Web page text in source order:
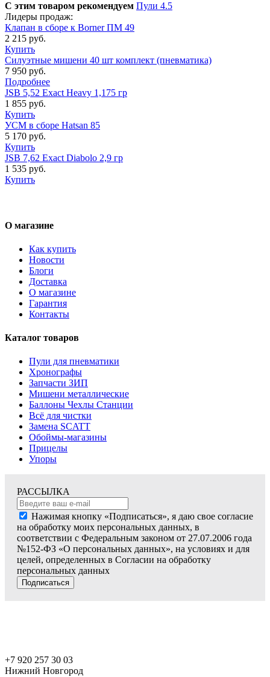
С этим товаром рекомендуем Пули 4.5
Лидеры продаж:
Клапан в сборе к Borner ПМ 49
2 215 руб.
Купить
Силуэтные мишени 40 шт комплект (пневматика)
7 950 руб.
Подробнее
JSB 5,52 Exact Heavy 1,175 гр
1 855 руб.
Купить
УСМ в сборе Hatsan 85
5 170 руб.
Купить
JSB 7,62 Exact Diabolo 2,9 гр
1 535 руб.
Купить
О магазине
Как купить
Новости
Блоги
Доставка
О магазине
Гарантия
Контакты
Каталог товаров
Пули для пневматики
Хронографы
Запчасти ЗИП
Мишени металлические
Баллоны Чехлы Станции
Всё для чистки
Замена SCATT
Обоймы-магазины
Прицелы
Упоры
РАССЫЛКА
Нажимая кнопку «Подписаться», я даю свое согласие
на обработку моих персональных данных, в
соответствии с Федеральным законом от 27.07.2006 года
№152-ФЗ «О персональных данных», на условиях и для
целей, определенных в Согласии на обработку
персональных данных
Подписаться
+7 920 257 30 03
Нижний Новгород